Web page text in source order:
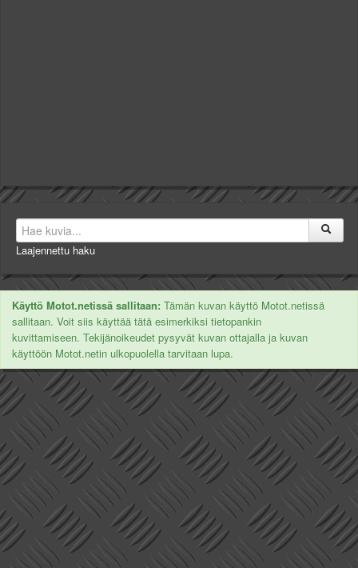
Laajennettu haku
Käyttö Motot.netissä sallitaan: Tämän kuvan käyttö Motot.netissä
sallitaan. Voit siis käyttää tätä esimerkiksi tietopankin
kuvittamiseen. Tekijänoikeudet pysyvät kuvan ottajalla ja kuvan
käyttöön Motot.netin ulkopuolella tarvitaan lupa.